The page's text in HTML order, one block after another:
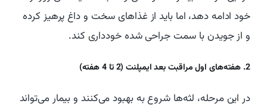
خود ادامه دهد، اما باید از غذاهای سخت و داغ پرهیز کرده
و از جویدن با سمت جراحی شده خودداری کند.
2. هفته‌های اول مراقبت بعد ایمپلنت (2 تا 4 هفته)
در این مرحله، لثه‌ها شروع به بهبود می‌کنند و بیمار می‌تواند